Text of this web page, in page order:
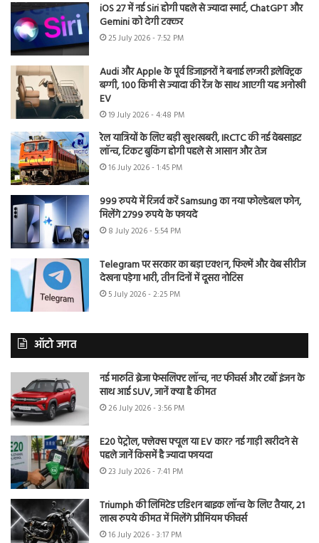
iOS 27 में नई Siri होगी पहले से ज्यादा स्मार्ट, ChatGPT और
Gemini को देगी टक्कर
25 July 2026 - 7:52 PM
Audi और Apple के पूर्व डिजाइनरों ने बनाई लग्जरी इलेक्ट्रिक
बग्गी, 100 किमी से ज्यादा की रेंज के साथ आएगी यह अनोखी
EV
19 July 2026 - 4:48 PM
रेल यात्रियों के लिए बड़ी खुशखबरी, IRCTC की नई वेबसाइट
लॉन्च, टिकट बुकिंग होगी पहले से आसान और तेज
16 July 2026 - 1:45 PM
999 रुपये में रिजर्व करें Samsung का नया फोल्डेबल फोन,
मिलेंगे 2799 रुपये के फायदे
8 July 2026 - 5:54 PM
Telegram पर सरकार का बड़ा एक्शन, फिल्में और वेब सीरीज
देखना पड़ेगा भारी, तीन दिनों में दूसरा नोटिस
5 July 2026 - 2:25 PM
ऑटो जगत
नई मारुति ब्रेजा फेसलिफ्ट लॉन्च, नए फीचर्स और टर्बो इंजन के
साथ आई SUV, जानें क्या है कीमत
26 July 2026 - 3:56 PM
E20 पेट्रोल, फ्लेक्स फ्यूल या EV कार? नई गाड़ी खरीदने से
पहले जानें किसमें है ज्यादा फायदा
23 July 2026 - 7:41 PM
Triumph की लिमिटेड एडिशन बाइक लॉन्च के लिए तैयार, 21
लाख रुपये कीमत में मिलेंगे प्रीमियम फीचर्स
16 July 2026 - 3:17 PM